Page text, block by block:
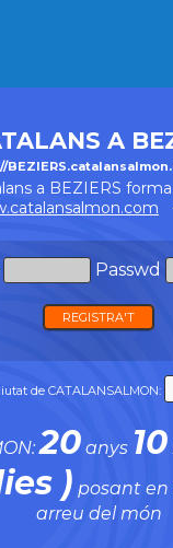
A
a BEZIERS
Passwd
REGISTRA'T
de CATALANSALMON:
20 anys 10
) posant
arreu del món